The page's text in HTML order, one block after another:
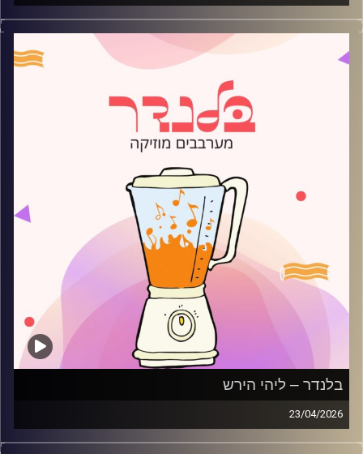
מוזיקה רגועה לפתוח איתה את הבוקר בהגשת עמית פרידמן
קרדיט תמונות:
AudioVersity
בלנדר – ליהי הירש
23/04/2026
מוזיקה רגועה לפתוח איתה את הבוקר בהגשת ליהי הירש